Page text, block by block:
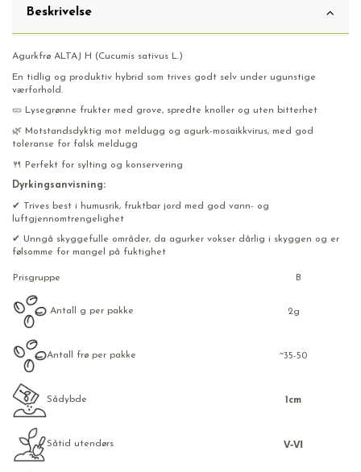
Beskrivelse
Agurkfrø ALTAJ H (Cucumis sativus L.)
En tidlig og produktiv hybrid som trives godt selv under ugunstige
værforhold.
🥒 Lysegrønne frukter med grove, spredte knoller og uten bitterhet
🌿 Motstandsdyktig mot meldugg og agurk-mosaikkvirus, med god
toleranse for falsk meldugg
🍴 Perfekt for sylting og konservering
Dyrkingsanvisning:
✔ Trives best i humusrik, fruktbar jord med god vann- og
luftgjennomtrengelighet
✔ Unngå skyggefulle områder, da agurker vokser dårlig i skyggen og er
følsomme for mangel på fuktighet
Prisgruppe B
Antall g per pakke 2g
Antall frø per pakke ~35-50
Sådybde 1cm
Såtid utendørs V-VI